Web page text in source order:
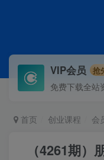
VIP会员 抢
免费下载全站
首页 创业课程 会
（4261期